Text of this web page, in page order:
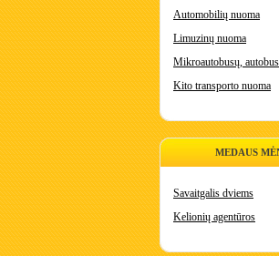
Automobilių nuoma
Limuzinų nuoma
Mikroautobusų,
Kito transporto nuoma
MEDAUS
Savaitgalis dviems
Kelionių agentūros